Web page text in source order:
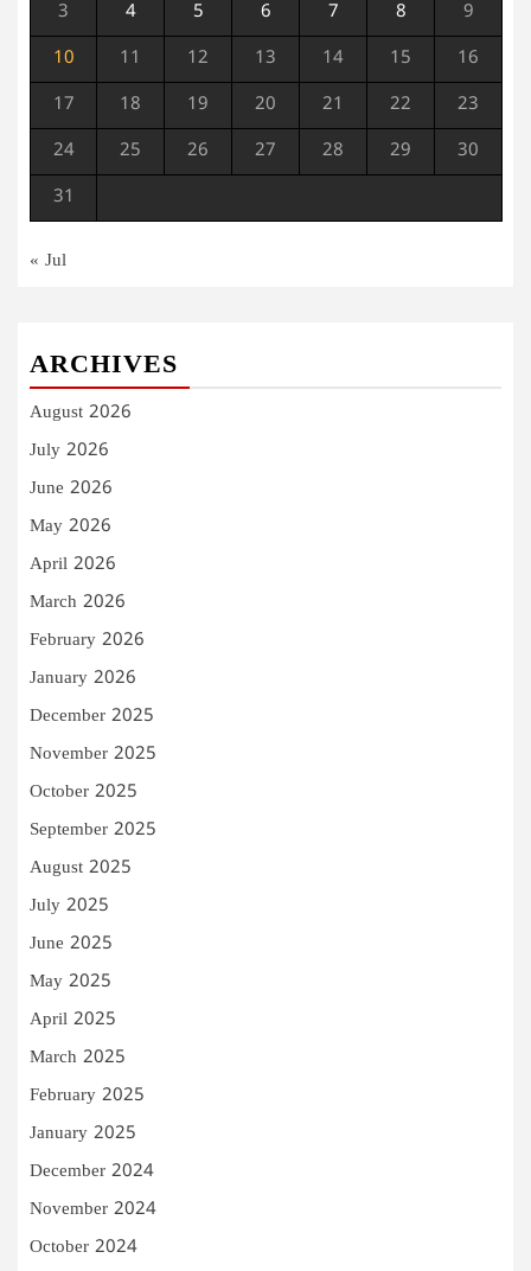
3 4 5 6 7 8 9
10 11 12 13 14 15 16
17 18 19 20 21 22 23
24 25 26 27 28 29 30
31
« Jul
ARCHIVES
August 2026
July 2026
June 2026
May 2026
April 2026
March 2026
February 2026
January 2026
December 2025
November 2025
October 2025
September 2025
August 2025
July 2025
June 2025
May 2025
April 2025
March 2025
February 2025
January 2025
December 2024
November 2024
October 2024